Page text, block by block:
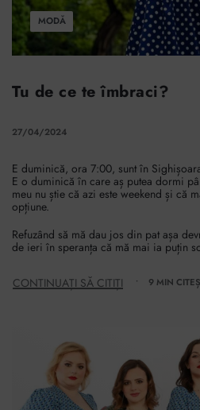
MODĂ
Tu de ce te îmbraci?
27/04/2024
E duminică, ora 7:00, sunt în
E o duminică în care aș putea dormi
meu nu știe că azi este weekend și că
opțiune.
Refuzând să mă dau jos din pat așa
de ieri în speranța că mă mai ia puțin
CONTINUAȚI SĂ CITIȚI 9 MIN